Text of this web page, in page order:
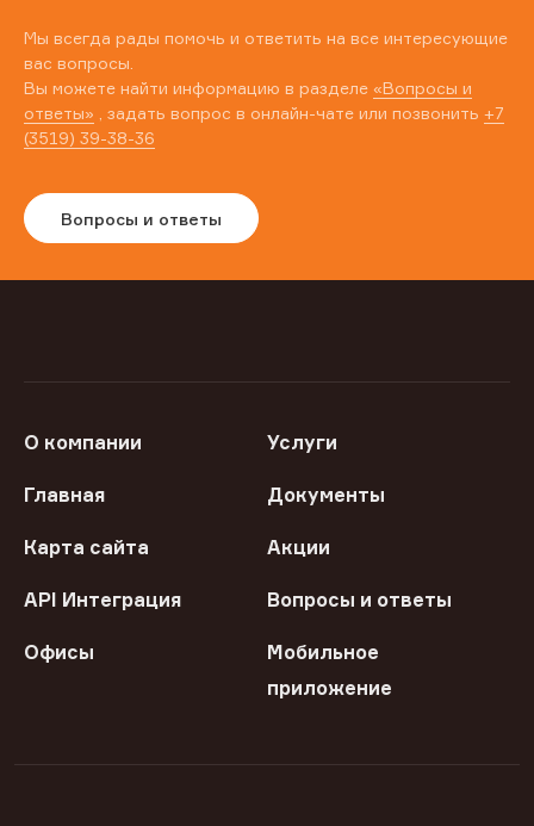
Мы всегда рады помочь и ответить на все интересующие
вас вопросы.
Вы можете найти информацию в разделе «Вопросы и
ответы» , задать вопрос в онлайн-чате или позвонить +7
(3519) 39-38-36
Вопросы и ответы
О компании Услуги
Главная Документы
Карта сайта Акции
API Интеграция Вопросы и ответы
Офисы
Мобильное
приложение